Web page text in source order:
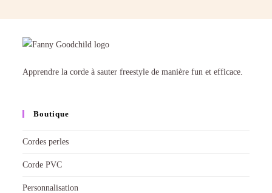
Apprendre la corde à sauter freestyle de manière fun et efficace.
Boutique
Cordes perles
Corde PVC
Personnalisation